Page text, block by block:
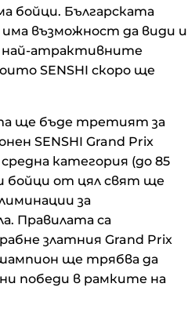
бойци. Българската
възможност да види и
най-атрактивните
SENSHI скоро ще
ще бъде третият за
SENSHI Grand Prix
категория (до 85
бойци от цял свят ще
за
Правилата са
златния Grand Prix
ще трябва да
победи в рамките на